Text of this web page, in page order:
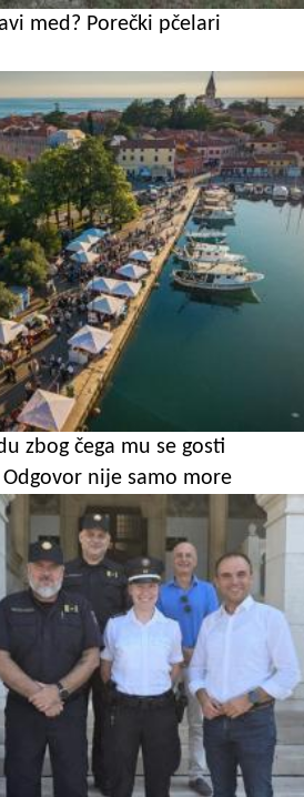
med? Porečki pčelari
zbog čega mu se gosti
nije samo more